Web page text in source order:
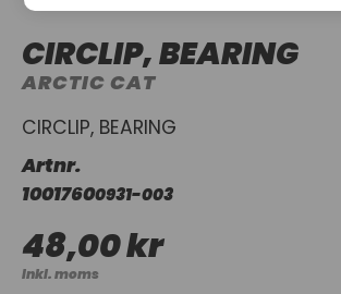
CIRCLIP, BEARING
ARCTIC CAT
CIRCLIP, BEARING
Artnr.
10017600931-003
48,00 kr
Inkl. moms